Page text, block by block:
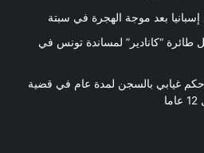
بعد موجة الهجرة في سبتة
طائرة “كانادير” لمساندة تونس في
غيابي بالسجن لمدة عام في قضية